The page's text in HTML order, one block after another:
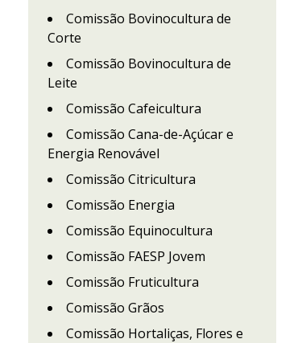
Comissão Bovinocultura de
Corte
Comissão Bovinocultura de
Leite
Comissão Cafeicultura
Comissão Cana-de-Açúcar e
Energia Renovável
Comissão Citricultura
Comissão Energia
Comissão Equinocultura
Comissão FAESP Jovem
Comissão Fruticultura
Comissão Grãos
Comissão Hortaliças, Flores e